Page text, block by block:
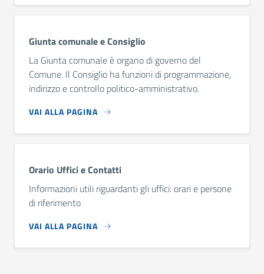
Giunta comunale e Consiglio
La Giunta comunale è organo di governo del
Comune. Il Consiglio ha funzioni di programmazione,
indirizzo e controllo politico-amministrativo.
VAI ALLA PAGINA
Orario Uffici e Contatti
Informazioni utili riguardanti gli uffici: orari e persone
di riferimento
VAI ALLA PAGINA